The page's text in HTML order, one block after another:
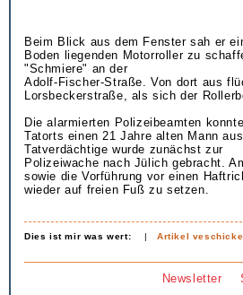
Beim Blick aus dem Fenster sah er
Boden liegenden Motorroller zu
"Schmiere" an der
Adolf-Fischer-Straße. Von dort aus
Lorsbeckerstraße, als sich der
Die alarmierten Polizeibeamten
Tatorts einen 21 Jahre alten Mann
Tatverdächtige wurde zunächst zur
Polizeiwache nach Jülich gebracht.
sowie die Vorführung vor einen
wieder auf freien Fuß zu setzen.
Dies ist mir was wert: |Artikel
Newsletter